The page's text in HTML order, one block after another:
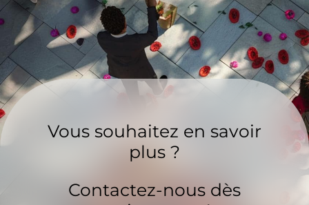
Vous souhaitez en savoir
plus ?
Contactez-nous dès